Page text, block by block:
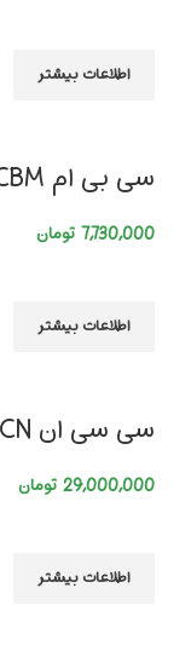
اطلاعات بیشتر
سی بی ام CBM (جعبه فیوز) کوییک کروز
7,730,000 تومان
اطلاعات بیشتر
سی سی ان CCN کروز سمند و رانا
29,000,000 تومان
اطلاعات بیشتر